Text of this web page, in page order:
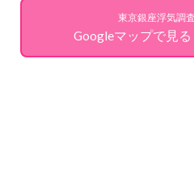
東京銀座浮気調
Googleマップで見る